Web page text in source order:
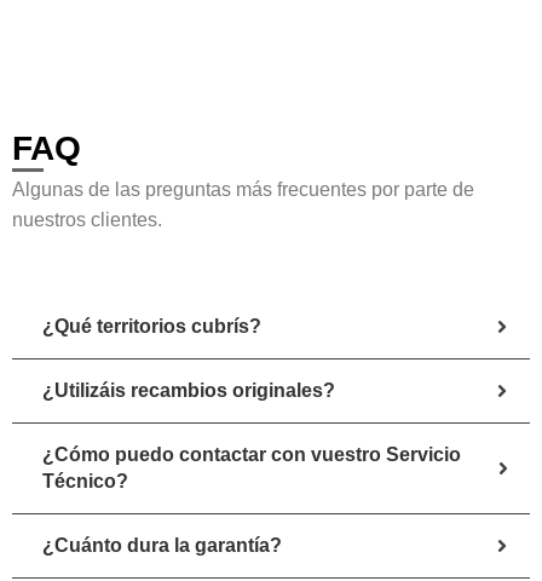
FAQ
Algunas de las preguntas más frecuentes por parte de
nuestros clientes.
¿Qué territorios cubrís?
¿Utilizáis recambios originales?
¿Cómo puedo contactar con vuestro Servicio
Técnico?
¿Cuánto dura la garantía?